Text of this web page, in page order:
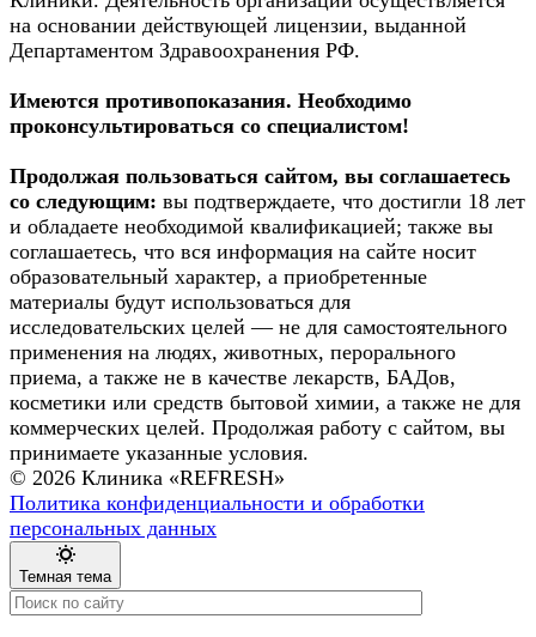
на основании действующей лицензии, выданной
Департаментом Здравоохранения РФ.
Имеются противопоказания. Необходимо
проконсультироваться со специалистом!
Продолжая пользоваться сайтом, вы соглашаетесь
со следующим: вы подтверждаете, что достигли 18 лет
и обладаете необходимой квалификацией; также вы
соглашаетесь, что вся информация на сайте носит
образовательный характер, а приобретенные
материалы будут использоваться для
исследовательских целей — не для самостоятельного
применения на людях, животных, перорального
приема, а также не в качестве лекарств, БАДов,
косметики или средств бытовой химии, а также не для
коммерческих целей. Продолжая работу с сайтом, вы
принимаете указанные условия.
© 2026 Клиника «REFRESH»
Политика конфиденциальности и обработки
персональных данных
Темная тема